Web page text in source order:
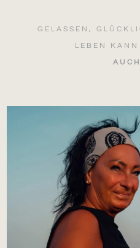
GELASSEN,
LEBEN